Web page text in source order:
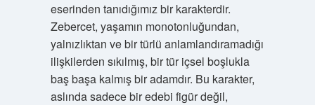
eserinden tanıdığımız bir karakterdir.
Zebercet, yaşamın monotonluğundan,
yalnızlıktan ve bir türlü anlamlandıramadığı
ilişkilerden sıkılmış, bir tür içsel boşlukla
baş başa kalmış bir adamdır. Bu karakter,
aslında sadece bir edebi figür değil,